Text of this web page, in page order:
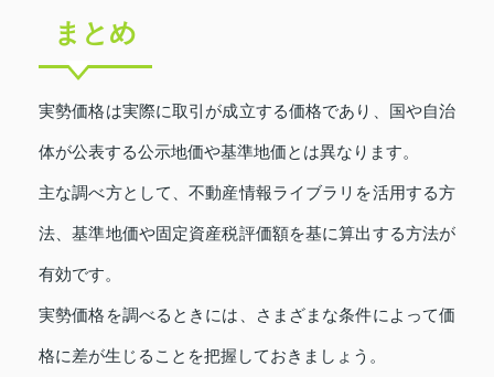
まとめ
実勢価格は実際に取引が成立する価格であり、国や自治
体が公表する公示地価や基準地価とは異なります。
主な調べ方として、不動産情報ライブラリを活用する方
法、基準地価や固定資産税評価額を基に算出する方法が
有効です。
実勢価格を調べるときには、さまざまな条件によって価
格に差が生じることを把握しておきましょう。